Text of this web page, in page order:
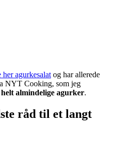
her agurkesalat og har allerede
NYT Cooking, som jeg
helt almindelige agurker.
råd til et langt